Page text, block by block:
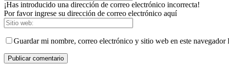
¡Has introducido una dirección de correo electrónico incorrecta!
Por favor ingrese su dirección de correo electrónico aquí
Guardar mi nombre, correo electrónico y sitio web en este navegador